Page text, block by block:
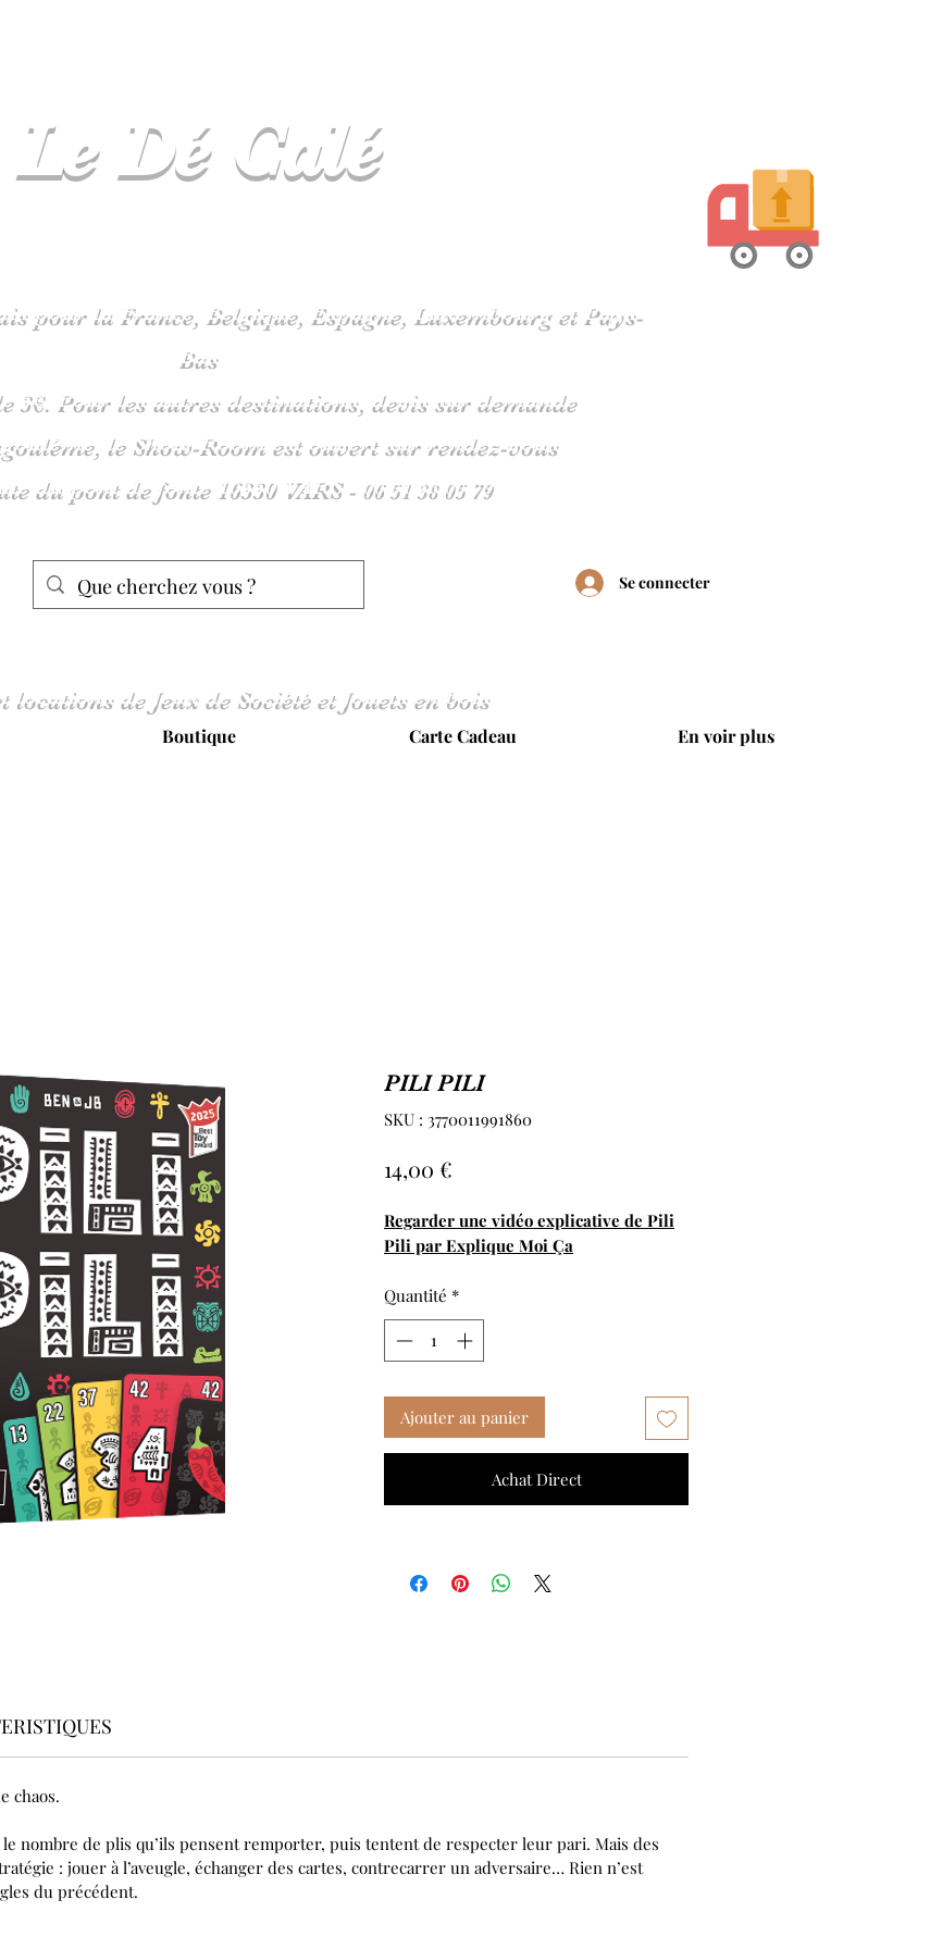
Le DéCalé
pour la France, Belgique, Espagne, Luxembourg et Pays-
Bas
3€. Pour les autres destinations, devis sur demande
le Show-Room est ouvert sur rendez-vous
du pont de fonte 16330 VARS - 0651 38 05 79
Se connecter
locations de Jeux de Société et Jouets en bois
Boutique Carte Cadeau En voir plus
PILI PILI
SKU : 3770011991860
14,00 €
Regarder une vidéo explicative de Pili
Pili par Explique Moi Ça
Quantité *
Ajouter au panier
Achat Direct
chaos.
nombre de plis qu’ils pensent remporter, puis tentent de respecter leur pari. Mais des
: jouer à l’aveugle, échanger des cartes, contrecarrer un adversaire… Rien n’est
du précédent.